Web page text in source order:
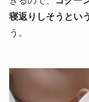
寝返りしそうとい
う。